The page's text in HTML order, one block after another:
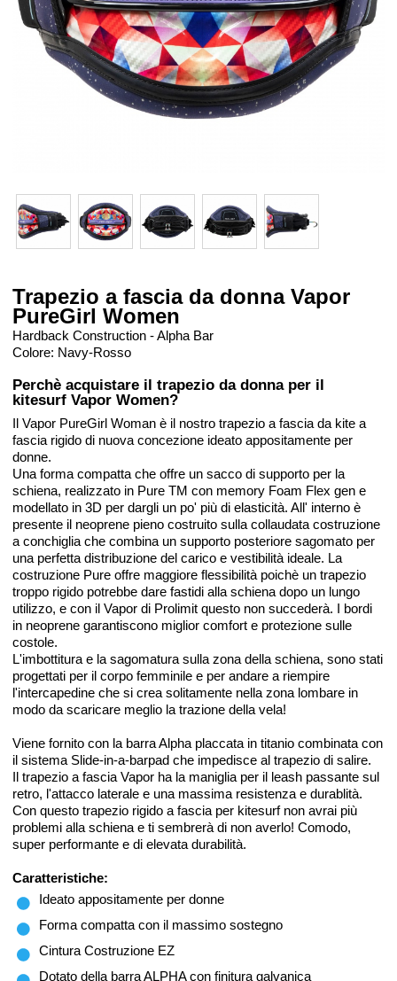
Trapezio a fascia da donna Vapor
PureGirl Women
Hardback Construction - Alpha Bar
Colore: Navy-Rosso
Perchè acquistare il trapezio da donna per il
kitesurf Vapor Women?
Il Vapor PureGirl Woman è il nostro trapezio a fascia da kite a
fascia rigido di nuova concezione ideato appositamente per
donne.
Una forma compatta che offre un sacco di supporto per la
schiena, realizzato in Pure TM con memory Foam Flex gen e
modellato in 3D per dargli un po' più di elasticità. All' interno è
presente il neoprene pieno costruito sulla collaudata costruzione
a conchiglia che combina un supporto posteriore sagomato per
una perfetta distribuzione del carico e vestibilità ideale. La
costruzione Pure offre maggiore flessibilità poichè un trapezio
troppo rigido potrebbe dare fastidi alla schiena dopo un lungo
utilizzo, e con il Vapor di Prolimit questo non succederà. I bordi
in neoprene garantiscono miglior comfort e protezione sulle
costole.
L'imbottitura e la sagomatura sulla zona della schiena, sono stati
progettati per il corpo femminile e per andare a riempire
l'intercapedine che si crea solitamente nella zona lombare in
modo da scaricare meglio la trazione della vela!
Viene fornito con la barra Alpha placcata in titanio combinata con
il sistema Slide-in-a-barpad che impedisce al trapezio di salire.
Il trapezio a fascia Vapor ha la maniglia per il leash passante sul
retro, l'attacco laterale e una massima resistenza e durablità.
Con questo trapezio rigido a fascia per kitesurf non avrai più
problemi alla schiena e ti sembrerà di non averlo! Comodo,
super performante e di elevata durabilità.
Caratteristiche:
Ideato appositamente per donne
Forma compatta con il massimo sostegno
Cintura Costruzione EZ
Dotato della barra ALPHA con finitura galvanica